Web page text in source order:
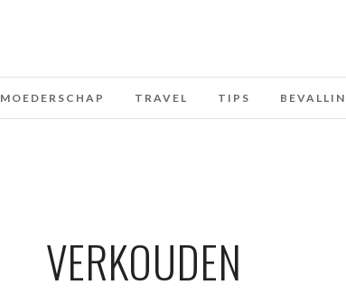
MOEDERSCHAP TRAVEL TIPS
VERKOUDEN